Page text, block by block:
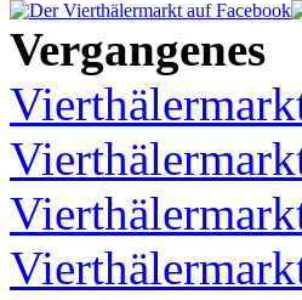
Vergangenes